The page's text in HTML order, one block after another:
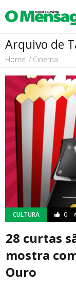
Região
Cultura
Turismo
Cidade
Meio Ambiente
Arquivo de
Home Cinema
CULTURA 0
28 curtas
mostra
Ouro